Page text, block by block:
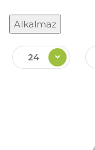
Alkalmaz
24